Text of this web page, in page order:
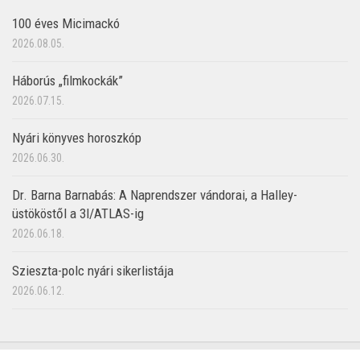
100 éves Micimackó
2026.08.05.
Háborús „filmkockák”
2026.07.15.
Nyári könyves horoszkóp
2026.06.30.
Dr. Barna Barnabás: A Naprendszer vándorai, a Halley-
üstököstől a 3I/ATLAS-ig
2026.06.18.
Szieszta-polc nyári sikerlistája
2026.06.12.